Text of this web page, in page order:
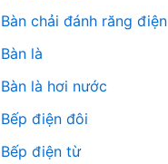
Bàn chải đánh răng điện
Bàn là
Bàn là hơi nước
Bếp điện đôi
Bếp điện từ